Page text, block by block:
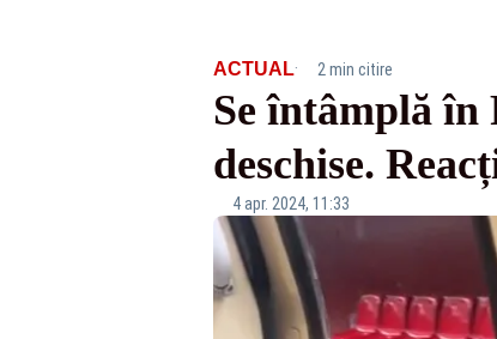
ACTUAL· 2 min citire
Se întâmplă în
deschise.
4 apr. 2024, 11:33